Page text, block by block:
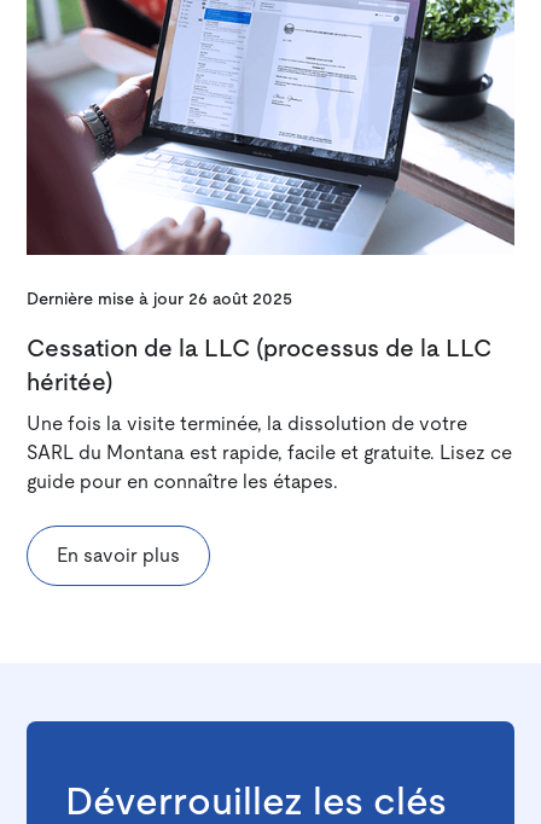
Dernière mise à jour 26 août 2025
Cessation de la LLC (processus de la LLC
héritée)
Une fois la visite terminée, la dissolution de votre
SARL du Montana est rapide, facile et gratuite. Lisez ce
guide pour en connaître les étapes.
En savoir plus
Déverrouillez les clés